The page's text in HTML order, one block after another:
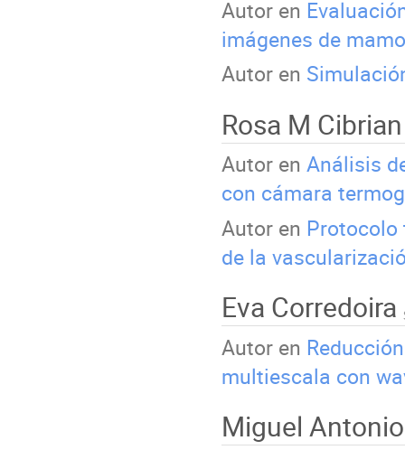
Autor en
imágenes de
Autor en
Rosa M
Autor en Análisis
con cámara
Autor en
de la
Eva Corredoira
Autor en
multiescala con
Miguel